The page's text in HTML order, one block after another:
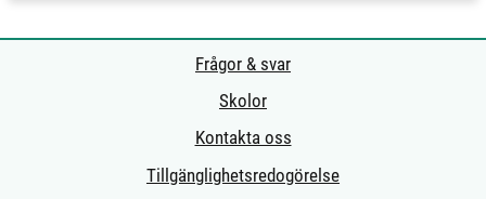
Frågor & svar
Skolor
Kontakta oss
Tillgänglighetsredogörelse